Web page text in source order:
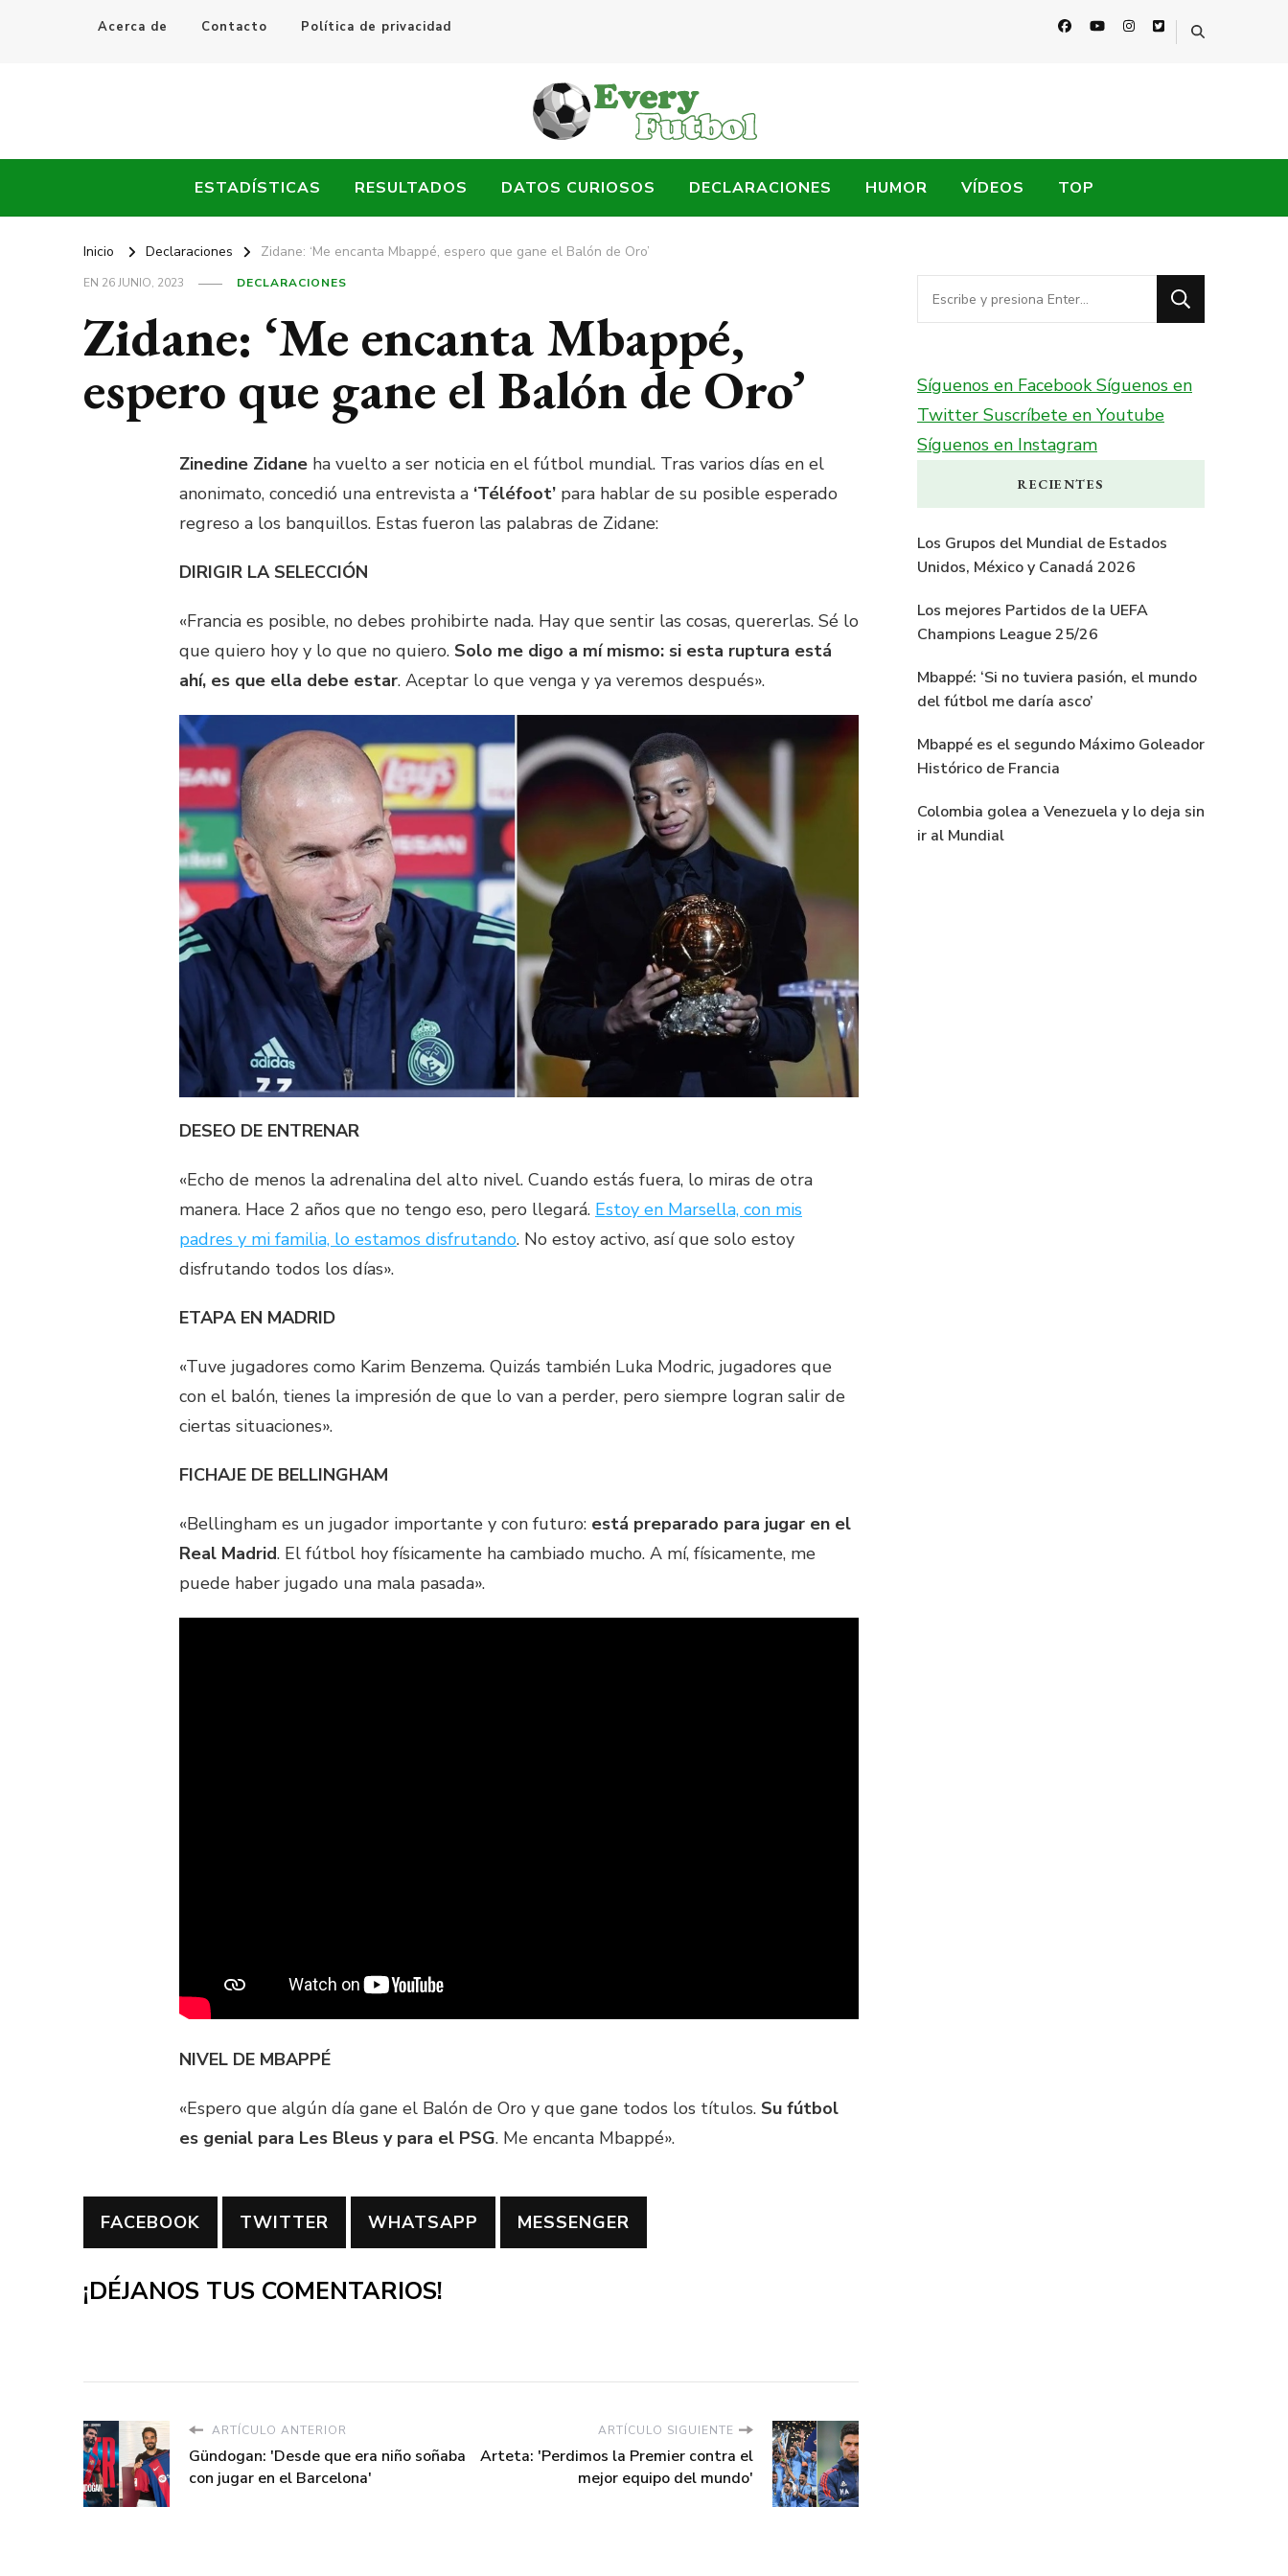
Acerca de Contacto Política de privacidad
Every Fútbol
ESTADÍSTICAS RESULTADOS DATOS CURIOSOS DECLARACIONES HUMOR VÍDEOS TOP
Inicio Declaraciones Zidane: ‘Me encanta Mbappé, espero que gane el Balón de Oro’
EN 26 JUNIO, 2023 DECLARACIONES
Zidane: ‘Me encanta Mbappé,
espero que gane el Balón de Oro’
Zinedine Zidane ha vuelto a ser noticia en el fútbol mundial. Tras varios días en el
anonimato, concedió una entrevista a ‘Téléfoot’ para hablar de su posible esperado
regreso a los banquillos. Estas fueron las palabras de Zidane:
DIRIGIR LA SELECCIÓN
«Francia es posible, no debes prohibirte nada. Hay que sentir las cosas, quererlas. Sé lo
que quiero hoy y lo que no quiero. Solo me digo a mí mismo: si esta ruptura está
ahí, es que ella debe estar. Aceptar lo que venga y ya veremos después».
DESEO DE ENTRENAR
«Echo de menos la adrenalina del alto nivel. Cuando estás fuera, lo miras de otra
manera. Hace 2 años que no tengo eso, pero llegará. Estoy en Marsella, con mis
padres y mi familia, lo estamos disfrutando. No estoy activo, así que solo estoy
disfrutando todos los días».
ETAPA EN MADRID
«Tuve jugadores como Karim Benzema. Quizás también Luka Modric, jugadores que
con el balón, tienes la impresión de que lo van a perder, pero siempre logran salir de
ciertas situaciones».
FICHAJE DE BELLINGHAM
«Bellingham es un jugador importante y con futuro: está preparado para jugar en el
Real Madrid. El fútbol hoy físicamente ha cambiado mucho. A mí, físicamente, me
puede haber jugado una mala pasada».
NIVEL DE MBAPPÉ
«Espero que algún día gane el Balón de Oro y que gane todos los títulos. Su fútbol
es genial para Les Bleus y para el PSG. Me encanta Mbappé».
FACEBOOK TWITTER WHATSAPP MESSENGER
¡DÉJANOS TUS COMENTARIOS!
ARTÍCULO ANTERIOR
Gündogan: 'Desde que era niño soñaba
con jugar en el Barcelona'
ARTÍCULO SIGUIENTE
Arteta: 'Perdimos la Premier contra el
mejor equipo del mundo'
¿Buscas
algo?
Síguenos en FacebookSíguenos en
Twitter Suscríbete en Youtube
Síguenos en Instagram
RECIENTES
Los Grupos del Mundial de Estados
Unidos, México y Canadá 2026
Los mejores Partidos de la UEFA
Champions League 25/26
Mbappé: ‘Si no tuviera pasión, el mundo
del fútbol me daría asco’
Mbappé es el segundo Máximo Goleador
Histórico de Francia
Colombia golea a Venezuela y lo deja sin
ir al Mundial